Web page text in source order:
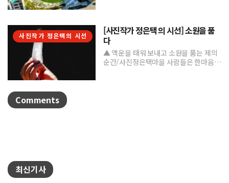
사진작가 정은택의 시선
[사진작가 정은택 의 시선] 소원을 품
다
▲ 액운을 태워 보내고 소원을 품는 제의
순간/사진정은택마을 사람들은 한마음으
Comments
최신기사